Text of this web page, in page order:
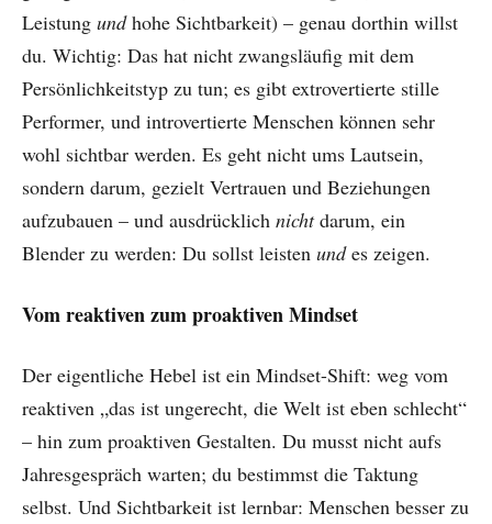
Leistung undhohe Sichtbarkeit) – genau dorthin willst
du. Wichtig: Das hat nicht zwangsläufig mit dem
Persönlichkeitstyp zu tun; es gibt extrovertierte stille
Performer, und introvertierte Menschen können sehr
wohl sichtbar werden. Es geht nicht ums Lautsein,
sondern darum, gezielt Vertrauen und Beziehungen
aufzubauen – und ausdrücklich nichtdarum, ein
Blender zu werden: Du sollst leisten undes zeigen.
Vom reaktiven zum proaktiven Mindset
Der eigentliche Hebel ist ein Mindset-Shift: weg vom
reaktiven „das ist ungerecht, die Welt ist eben schlecht“
– hin zum proaktiven Gestalten. Du musst nicht aufs
Jahresgespräch warten; du bestimmst die Taktung
selbst. Und Sichtbarkeit ist lernbar: Menschen besser zu